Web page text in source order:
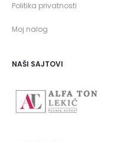
Politika privatnosti
Moj nalog
NAŠI SAJTOVI